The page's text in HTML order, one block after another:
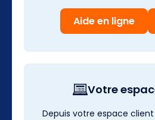
Aide en ligne
Votre
Depuis votre espace client